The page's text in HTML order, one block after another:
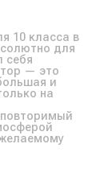
10 класса в
для
себя
— это
и
на